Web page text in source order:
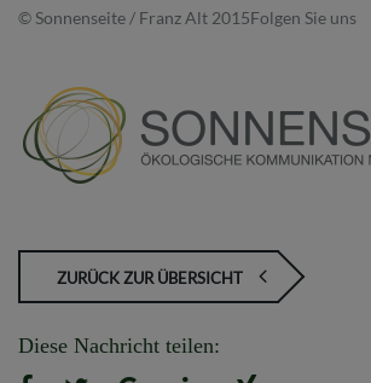
© Sonnenseite / Franz Alt 2015Folgen Sie uns
ZURÜCK ZUR ÜBERSICHT
Diese Nachricht teilen: